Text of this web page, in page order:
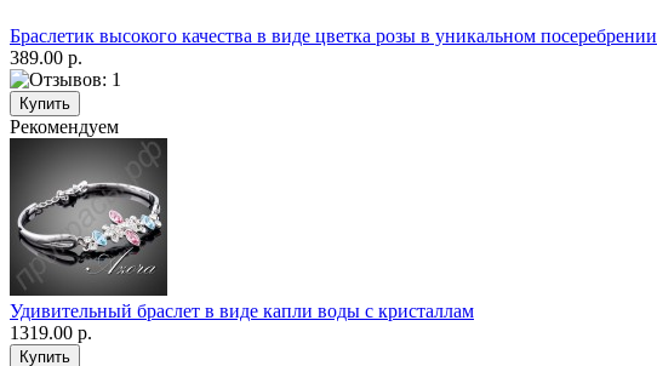
Браслетик высокого качества в виде цветка розы в уникальном посеребрении
389.00 р.
Рекомендуем
Удивительный браслет в виде капли воды с кристаллам
1319.00 р.